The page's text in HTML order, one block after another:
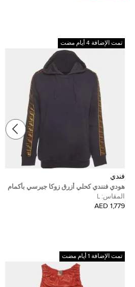
تمت الإضافة 4 أيام مضت
فندي
هودي فنندي كحلي أزرق زوكا جيرسي بأكمام
طويلة مقاس كبير
المقاس:
1,779 AED
تمت الإضافة 1 أيام مضت